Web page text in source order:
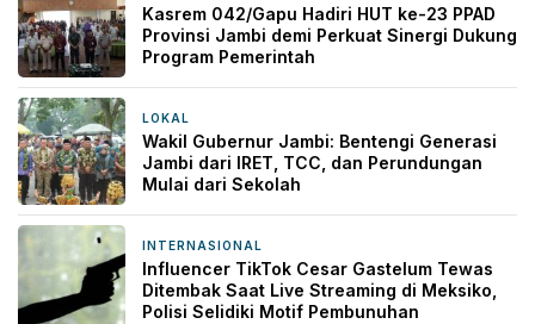
Kasrem 042/Gapu Hadiri HUT ke-23 PPAD
Provinsi Jambi demi Perkuat Sinergi Dukung
Program Pemerintah
LOKAL
Wakil Gubernur Jambi: Bentengi Generasi
Jambi dari IRET, TCC, dan Perundungan
Mulai dari Sekolah
INTERNASIONAL
Influencer TikTok Cesar Gastelum Tewas
Ditembak Saat Live Streaming di Meksiko,
Polisi Selidiki Motif Pembunuhan